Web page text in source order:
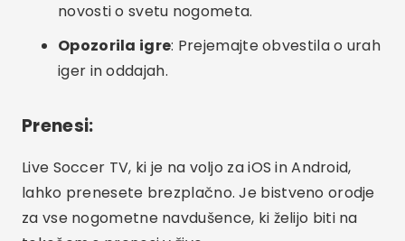
novosti o svetu nogometa.
Opozorila igre: Prejemajte obvestila o urah
iger in oddajah.
Prenesi:
Live Soccer TV, ki je na voljo za iOS in Android,
lahko prenesete brezplačno. Je bistveno orodje
za vse nogometne navdušence, ki želijo biti na